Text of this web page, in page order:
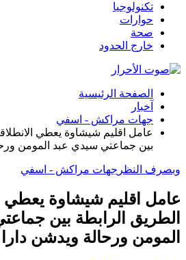
تكنولوجيا
حوارات
صحة
خارج الحدود
الصفحة الرئيسية
آخبار
جهات مراكش - اسفي
عامل اقليم شيشاوة يعطي
بين جماعتي سيدي عبد المومن
وبصرف النظر جهات مراكش - اسفي
عامل اقليم شيشاوة يعطي
الطريق الرابطة بين
المومن ورحالة ويدشن